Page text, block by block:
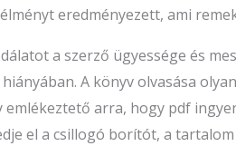
eredményezett, ami
a szerző ügyessége és
A könyv olvasása
arra, hogy pdf
el a csillogó borítót, a